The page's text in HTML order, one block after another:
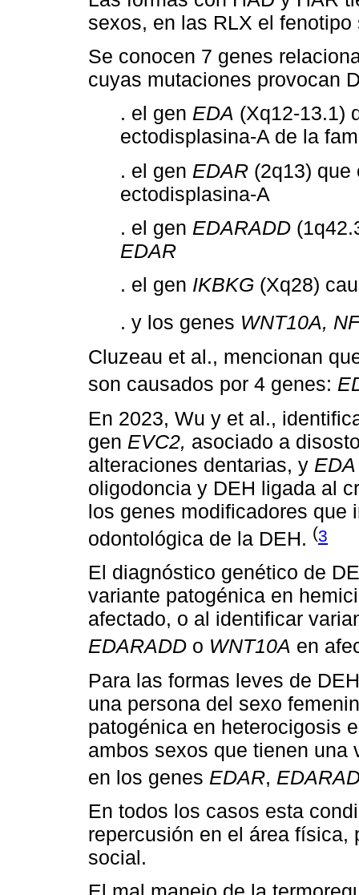
sexos, en las RLX el
Se conocen 7 genes
cuyas mutaciones provocan
. el gen EDA (Xq12-13.1)
ectodisplasina-A de la
. el gen EDAR (2q13) que
ectodisplasina-A
. el gen EDARADD
EDAR
. el gen IKBKG (Xq28)
. y los genes WNT10A,
Cluzeau et al., mencionan
son causados por 4 genes:
En 2023, Wu y et al.,
gen EVC2, asociado a
alteraciones dentarias, y EDA
oligodoncia y DEH ligada al
los genes modificadores que
odontológica de la DEH. (3
El diagnóstico genético de
variante patogénica en
afectado, o al identificar
EDARADD o WNT10A en
Para las formas leves de
una persona del sexo
patogénica en heterocigosis
ambos sexos que tienen una
en los genes EDAR,
En todos los casos esta
repercusión en el área física,
social.